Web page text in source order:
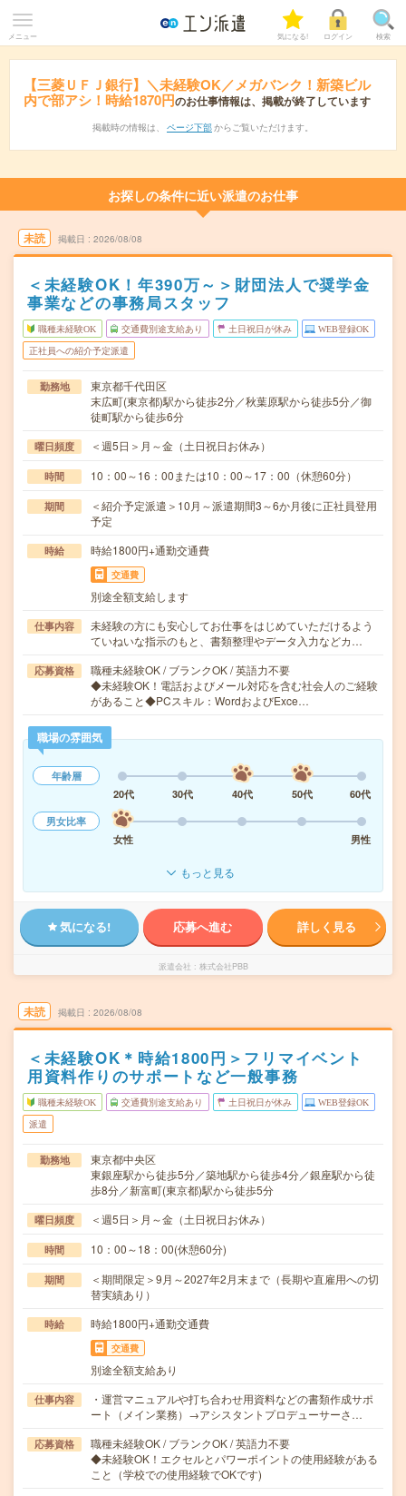
メニュー 気になる! ログイン 検索
【三菱ＵＦＪ銀行】＼未経験OK／メガバンク！新築ビル
内で部アシ！時給1870円のお仕事情報は、掲載が終了しています
掲載時の情報は、 ページ下部 からご覧いただけます。
お探しの条件に近い派遣のお仕事
未読 掲載日 2026/08/08
＜未経験OK！年390万～＞財団法人で奨学金
事業などの事務局スタッフ
職種未経験OK 交通費別途支給あり 土日祝日が休み WEB登録OK
正社員への紹介予定派遣
勤務地
東京都千代田区
末広町(東京都)駅から徒歩2分／秋葉原駅から徒歩5分／御
徒町駅から徒歩6分
曜日頻度 ＜週5日＞月～金（土日祝日お休み）
時間 10：00～16：00または10：00～17：00（休憩60分）
期間
＜紹介予定派遣＞10月～派遣期間3～6か月後に正社員登用
予定
時給 時給1800円+通勤交通費
交通費
別途全額支給します
仕事内容
未経験の方にも安心してお仕事をはじめていただけるよう
ていねいな指示のもと、書類整理やデータ入力などカ…
応募資格
職種未経験OK / ブランクOK / 英語力不要
◆未経験OK！電話およびメール対応を含む社会人のご経験
があること◆PCスキル：WordおよびExce…
職場の雰囲気
年齢層
20代
30代 40代 50代
60代
男女比率
女性
男性
もっと見る
気になる! 応募へ進む 詳しく見る
派遣会社 株式会社PBB
未読 掲載日 2026/08/08
＜未経験OK＊時給1800円＞フリマイベント
用資料作りのサポートなど一般事務
職種未経験OK 交通費別途支給あり 土日祝日が休み WEB登録OK
派遣
勤務地
東京都中央区
東銀座駅から徒歩5分／築地駅から徒歩4分／銀座駅から徒
歩8分／新富町(東京都)駅から徒歩5分
曜日頻度 ＜週5日＞月～金（土日祝日お休み）
時間 10：00～18：00(休憩60分)
期間
＜期間限定＞9月～2027年2月末まで（長期や直雇用への切
替実績あり）
時給 時給1800円+通勤交通費
交通費
別途全額支給あり
仕事内容
・運営マニュアルや打ち合わせ用資料などの書類作成サポ
ート（メイン業務）→アシスタントプロデューサーさ…
応募資格
職種未経験OK / ブランクOK / 英語力不要
◆未経験OK！エクセルとパワーポイントの使用経験がある
こと（学校での使用経験でOKです)